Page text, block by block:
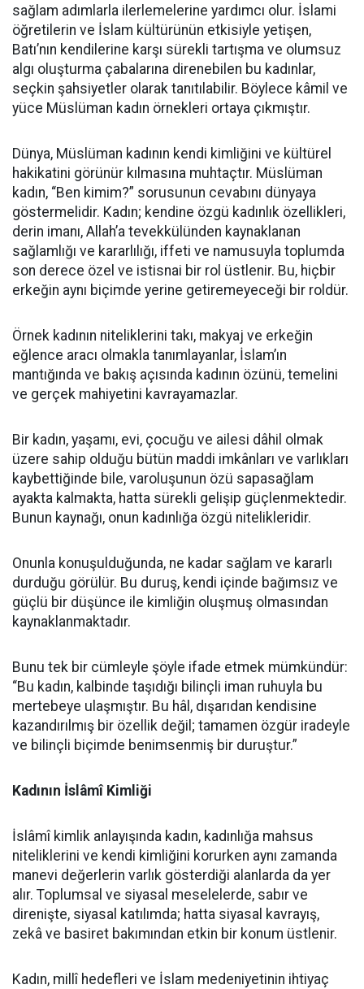
sağlam adımlarla ilerlemelerine yardımcı olur. İslami
öğretilerin ve İslam kültürünün etkisiyle yetişen,
Batı’nın kendilerine karşı sürekli tartışma ve olumsuz
algı oluşturma çabalarına direnebilen bu kadınlar,
seçkin şahsiyetler olarak tanıtılabilir. Böylece kâmil ve
yüce Müslüman kadın örnekleri ortaya çıkmıştır.
Dünya, Müslüman kadının kendi kimliğini ve kültürel
hakikatini görünür kılmasına muhtaçtır. Müslüman
kadın, “Ben kimim?” sorusunun cevabını dünyaya
göstermelidir. Kadın; kendine özgü kadınlık özellikleri,
derin imanı, Allah’a tevekkülünden kaynaklanan
sağlamlığı ve kararlılığı, iffeti ve namusuyla toplumda
son derece özel ve istisnai bir rol üstlenir. Bu, hiçbir
erkeğin aynı biçimde yerine getiremeyeceği bir roldür.
Örnek kadının niteliklerini takı, makyaj ve erkeğin
eğlence aracı olmakla tanımlayanlar, İslam’ın
mantığında ve bakış açısında kadının özünü, temelini
ve gerçek mahiyetini kavrayamazlar.
Bir kadın, yaşamı, evi, çocuğu ve ailesi dâhil olmak
üzere sahip olduğu bütün maddi imkânları ve varlıkları
kaybettiğinde bile, varoluşunun özü sapasağlam
ayakta kalmakta, hatta sürekli gelişip güçlenmektedir.
Bunun kaynağı, onun kadınlığa özgü nitelikleridir.
Onunla konuşulduğunda, ne kadar sağlam ve kararlı
durduğu görülür. Bu duruş, kendi içinde bağımsız ve
güçlü bir düşünce ile kimliğin oluşmuş olmasından
kaynaklanmaktadır.
Bunu tek bir cümleyle şöyle ifade etmek mümkündür:
“Bu kadın, kalbinde taşıdığı bilinçli iman ruhuyla bu
mertebeye ulaşmıştır. Bu hâl, dışarıdan kendisine
kazandırılmış bir özellik değil; tamamen özgür iradeyle
ve bilinçli biçimde benimsenmiş bir duruştur.”
Kadının İslâmî Kimliği
İslâmî kimlik anlayışında kadın, kadınlığa mahsus
niteliklerini ve kendi kimliğini korurken aynı zamanda
manevi değerlerin varlık gösterdiği alanlarda da yer
alır. Toplumsal ve siyasal meselelerde, sabır ve
direnişte, siyasal katılımda; hatta siyasal kavrayış,
zekâ ve basiret bakımından etkin bir konum üstlenir.
Kadın, millî hedefleri ve İslam medeniyetinin ihtiyaç